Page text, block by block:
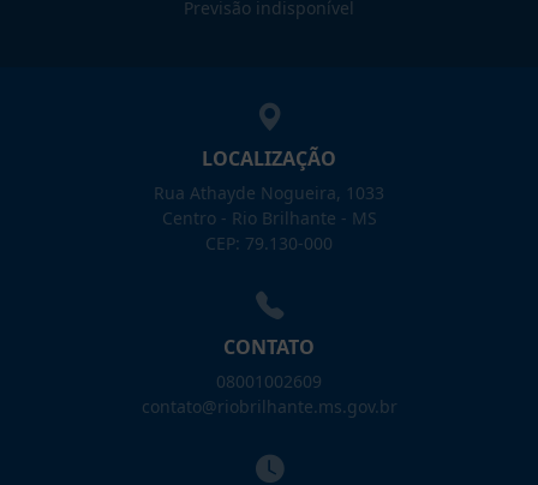
Previsão indisponível
LOCALIZAÇÃO
Rua Athayde Nogueira, 1033
Centro - Rio Brilhante - MS
CEP: 79.130-000
CONTATO
08001002609
contato@riobrilhante.ms.gov.br